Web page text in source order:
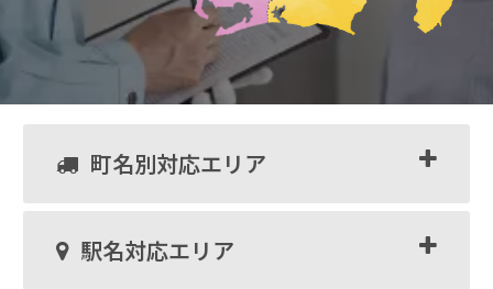
町名別対応エリア
駅名対応エリア